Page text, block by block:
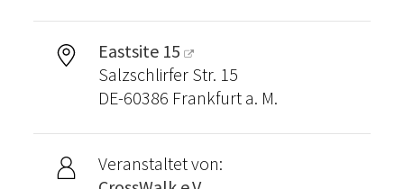
Eastsite 15
Salzschlirfer Str. 15
DE-60386 Frankfurt a. M.
Veranstaltet von: